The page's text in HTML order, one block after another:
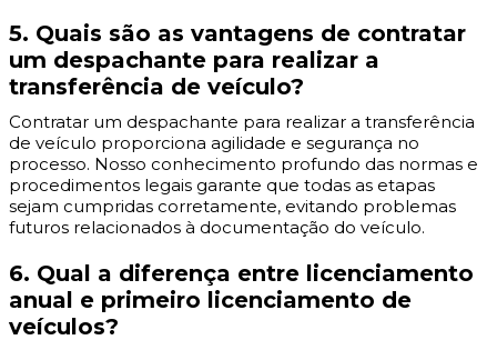
5. Quais são as vantagens de contratar
um despachante para realizar a
transferência de veículo?
Contratar um despachante para realizar a transferência
de veículo proporciona agilidade e segurança no
processo. Nosso conhecimento profundo das normas e
procedimentos legais garante que todas as etapas
sejam cumpridas corretamente, evitando problemas
futuros relacionados à documentação do veículo.
6. Qual a diferença entre licenciamento
anual e primeiro licenciamento de
veículos?